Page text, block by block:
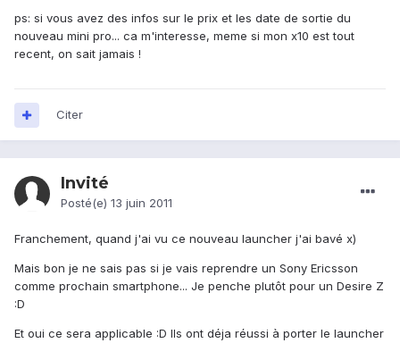
ps: si vous avez des infos sur le prix et les date de sortie du
nouveau mini pro... ca m'interesse, meme si mon x10 est tout
recent, on sait jamais !
Citer
Invité
Posté(e) 13 juin 2011
Franchement, quand j'ai vu ce nouveau launcher j'ai bavé x)
Mais bon je ne sais pas si je vais reprendre un Sony Ericsson
comme prochain smartphone... Je penche plutôt pour un Desire Z
:D
Et oui ce sera applicable :D Ils ont déja réussi à porter le launcher